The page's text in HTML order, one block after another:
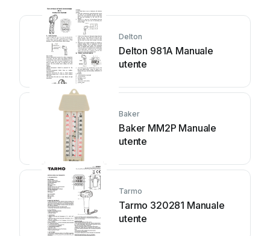
Delton
Delton 981A Manuale
utente
Baker
Baker MM2P Manuale
utente
Tarmo
Tarmo 320281 Manuale
utente